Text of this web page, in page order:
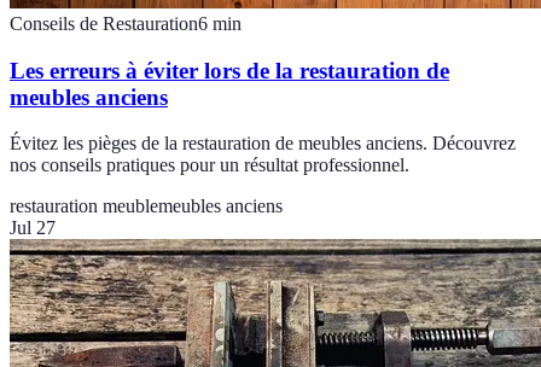
Conseils de Restauration6 min
Les erreurs à éviter lors de la restauration de
meubles anciens
Évitez les pièges de la restauration de meubles anciens. Découvrez
nos conseils pratiques pour un résultat professionnel.
restauration meublemeubles anciens
Jul 27